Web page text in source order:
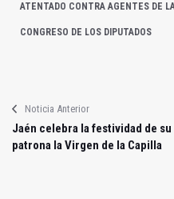
ATENTADO CONTRA AGENTES DE
CONGRESO DE LOS DIPUTADOS
Noticia Anterior
Jaén celebra la festividad de su
patrona la Virgen de la Capilla